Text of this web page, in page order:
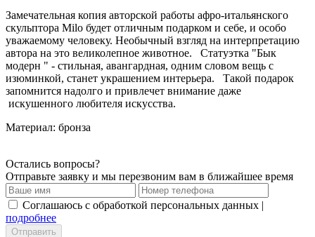
Замечательная копия авторской работы афро-итальянского
скульптора Milo будет отличным подарком и себе, и особо
уважаемому человеку. Необычный взгляд на интерпретацию
автора на это великолепное животное. Статуэтка "Бык
модерн " - стильная, авангардная, одним словом вещь с
изюминкой, станет украшением интерьера. Такой подарок
запомнится надолго и привлечет внимание даже
искушенного любителя искусства.
Материал: бронза
Остались вопросы?
Отправьте заявку и мы перезвоним вам в ближайшее время
Соглашаюсь с обработкой персональных данных |
подробнее